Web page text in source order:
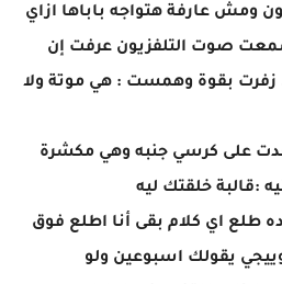
ومش عارفة هتواجه باباها ازاي
صوت التلفزيون عرفت إن
.. زفرت بقوة وهمست : هي موتة ولا
على كرسي جنبه وهي مكشرة
:قالبة خلقتك ليه
طلع اي كلام بقى أنا اطلع فوق
يقولك اسبوعين ولو